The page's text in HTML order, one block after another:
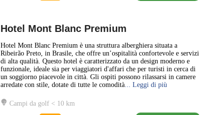
Hotel Mont Blanc Premium
Hotel Mont Blanc Premium è una struttura alberghiera situata a
Ribeirão Preto, in Brasile, che offre un’ospitalità confortevole e servizi
di alta qualità. Questo hotel è caratterizzato da un design moderno e
funzionale, ideale sia per viaggiatori d'affari che per turisti in cerca di
un soggiorno piacevole in città. Gli ospiti possono rilassarsi in camere
arredate con stile, dotate di tutte le comodità... Leggi di più
Campi da golf < 10 km